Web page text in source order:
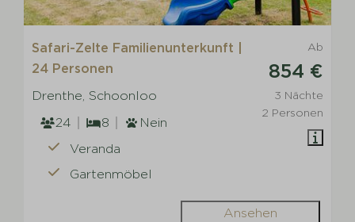
Ab
854 €
3 Nächte
2 Personen
Safari-Zelte Familienunterkunft |
24 Personen
Drenthe, Schoonloo
24
8
Nein
Veranda
Gartenmöbel
Ansehen